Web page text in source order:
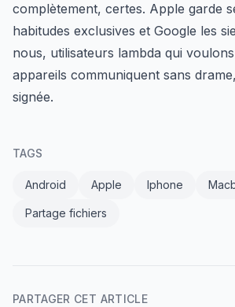
complètement, certes. Apple garde
habitudes exclusives et Google les
nous, utilisateurs lambda qui
appareils communiquent sans
signée.
TAGS
Android Apple Iphone
Partage fichiers
PARTAGER CET ARTICLE